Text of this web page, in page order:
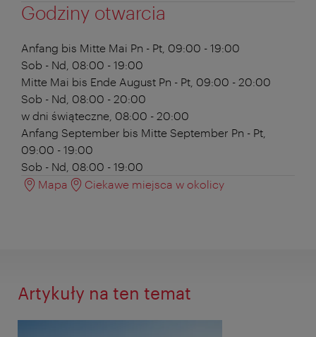
Godziny otwarcia
Anfang bis Mitte Mai Pn - Pt, 09:00 - 19:00
Sob - Nd, 08:00 - 19:00
Mitte Mai bis Ende August Pn - Pt, 09:00 - 20:00
Sob - Nd, 08:00 - 20:00
w dni świąteczne, 08:00 - 20:00
Anfang September bis Mitte September Pn - Pt,
09:00 - 19:00
Sob - Nd, 08:00 - 19:00
Mapa
Ciekawe miejsca w okolicy
Artykuły na ten temat